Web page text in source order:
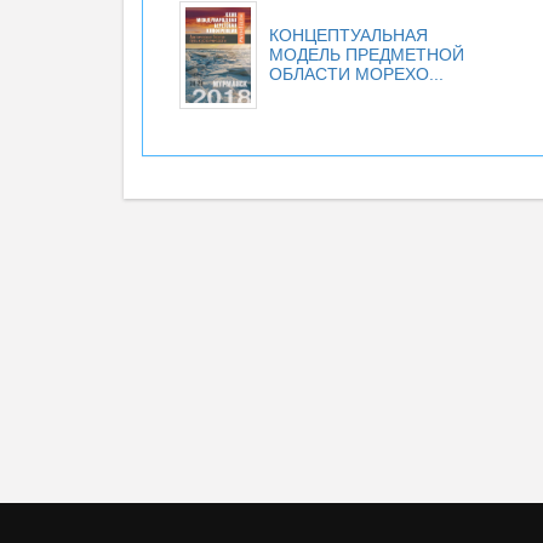
КОНЦЕПТУАЛЬНАЯ
МОДЕЛЬ ПРЕДМЕТНОЙ
ОБЛАСТИ МОРЕХО...